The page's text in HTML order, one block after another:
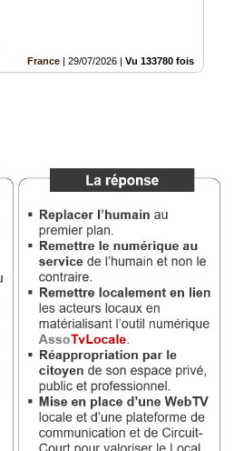
France
29/07/2026 Vu 133780 fois